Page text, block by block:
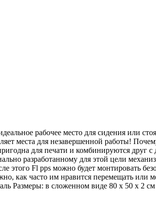
рабочее место для сидения или
места для незавершенной работы!
для печати и комбинируются друг
разработанному для этой цели
этого Fl pps можно будет монтировать
как часто им нравится перемещать
в сложенном виде 80 x 50 x 2 см